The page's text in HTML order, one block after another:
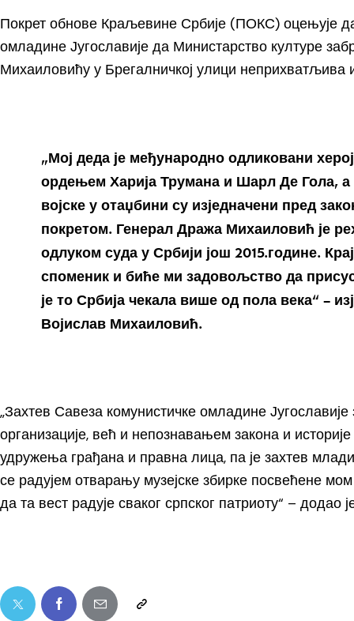
Покрет обнове Краљевине Србије (ПОКС) оцењује
омладине Југославије да Министарство културе
Михаиловићу у Брегалничкој улици неприхватљива
„Мој деда је међународно одликовани
ордењем Харија Трумана и Шарл Де Гола, а
војске у отаџбини су изједначени пред
покретом. Генерал Дража Михаиловић је
одлуком суда у Србији још 2015.године.
споменик и биће ми задовољство да
је то Србија чекала више од пола века“ –
Војислав Михаиловић.
„Захтев Савеза комунистичке омладине
организације, већ и непознавањем закона и
удружења грађана и правна лица, па је захтев
се радујем отварању музејске збирке посвећене
да та вест радује сваког српског патриоту“ – додао